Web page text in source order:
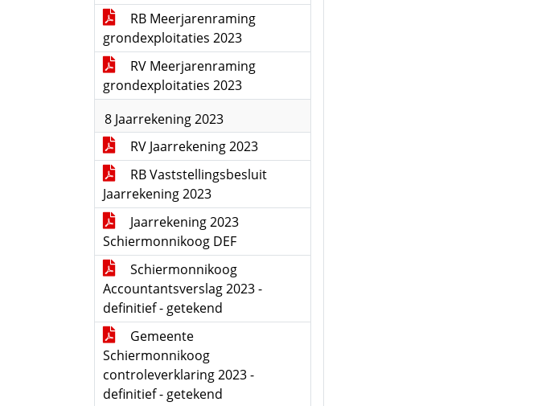
RB Meerjarenraming
grondexploitaties 2023
RV Meerjarenraming
grondexploitaties 2023
8 Jaarrekening 2023
RV Jaarrekening 2023
RB Vaststellingsbesluit
Jaarrekening 2023
Jaarrekening 2023
Schiermonnikoog DEF
Schiermonnikoog
Accountantsverslag 2023 -
definitief - getekend
Gemeente
Schiermonnikoog
controleverklaring 2023 -
definitief - getekend